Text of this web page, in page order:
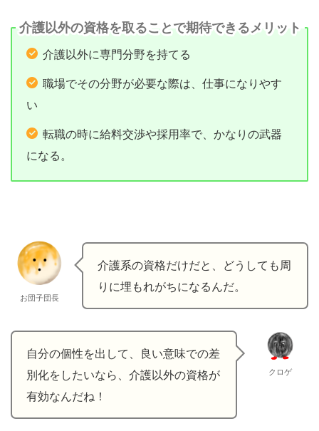
介護以外の資格を取ることで期待できるメリット
介護以外に専門分野を持てる
職場でその分野が必要な際は、仕事になりやす
い
転職の時に給料交渉や採用率で、かなりの武器
になる。
お団子団長
介護系の資格だけだと、どうしても周
りに埋もれがちになるんだ。
自分の個性を出して、良い意味での差
別化をしたいなら、介護以外の資格が
有効なんだね！
クロゲ